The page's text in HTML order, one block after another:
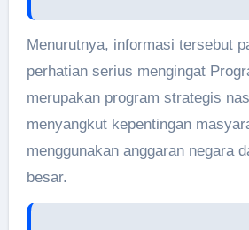
Menurutnya, informasi tersebut
perhatian serius mengingat
merupakan program strategis
menyangkut kepentingan
menggunakan anggaran negara
besar.